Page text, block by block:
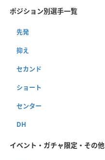
ポジション別選手一覧
先発
抑え
セカンド
ショート
センター
DH
イベント・ガチャ限定・その他